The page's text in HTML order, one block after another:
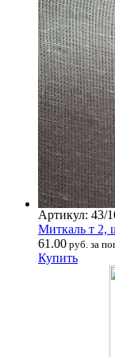
Артикул: 43/
Миткаль т 2,
61.00 руб. за
Купить